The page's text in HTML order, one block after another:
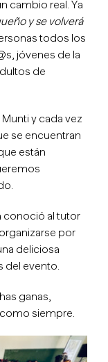
cambio real. Ya
y se volverá
todos los
jóvenes de la
de
y cada vez
se encuentran
están
conoció al tutor
por
deliciosa
del evento.
ganas,
siempre.